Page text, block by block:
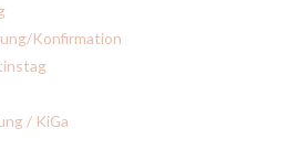
Konfirmation
/ KiGa